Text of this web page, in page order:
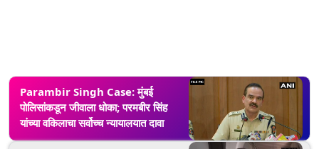
Parambir Singh Case: मुंबई
पोलिसांकडून जीवाला धोका; परमबीर सिंह
यांच्या वकिलाचा सर्वोच्च न्यायालयात दावा